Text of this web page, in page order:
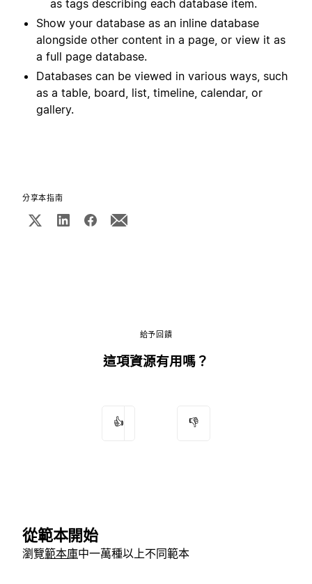
as tags describing each database item.
Show your database as an inline database
alongside other content in a page, or view it as
a full page database.
Databases can be viewed in various ways, such
as a table, board, list, timeline, calendar, or
gallery.
分享本指南
給予回饋
這項資源有用嗎？
👍 👎
從範本開始
瀏覽範本庫中一萬種以上不同範本